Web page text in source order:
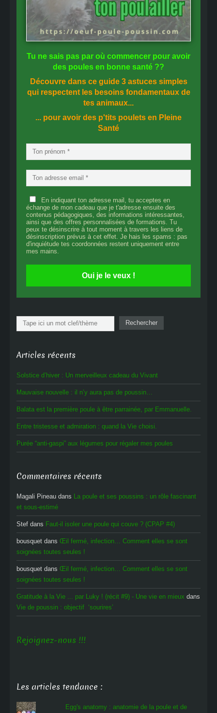
Tu ne sais pas par où commencer pour avoir
des poules en bonne santé ??
Découvre dans ce guide 3 astuces simples
qui respectent les besoins fondamentaux de
tes animaux...
... pour avoir des p'tits poulets en Pleine
Santé
En indiquant ton adresse mail, tu acceptes en
échange de mon cadeau que je t'adresse ensuite des
contenus pédagogiques, des informations intéressantes,
ainsi que des offres personnalisées de formations. Tu
peux te désinscrire à tout moment à travers les liens de
désinscription prévus à cet effet. Je hais les spams : pas
d'inquiétude tes coordonnées restent uniquement entre
mes mains.
Oui je le veux !
Rechercher Rechercher
Articles récents
Solstice d’hiver : Un merveilleux cadeau du Vivant
Mauvaise nouvelle : il n’y aura pas de poussin…
Balata est la première poule à être parrainée, par Emmanuelle.
Entre tristesse et admiration : quand la Vie choisi.
Purée “anti-gaspi” aux légumes pour régaler mes poules
Commentaires récents
Magali Pineau dans La poule et ses poussins : un rôle fascinant
et sous-estimé
Stef dans Faut-il isoler une poule qui couve ? (CPAP #4)
bousquet dans Œil fermé, infection… Comment elles se sont
soignées toutes seules !
bousquet dans Œil fermé, infection… Comment elles se sont
soignées toutes seules !
Gratitude à la Vie ... par Luky ! (récit #9) - Une vie en mieux dans
Vie de poussin : objectif ‘sourires’
Rejoignez-nous !!!
Les articles tendance :
Egg's anatomy : anatomie de la poule et de